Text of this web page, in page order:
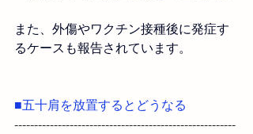
また、 外傷やワクチン接種後に発症す
るケースも報告されています。
■五十肩を放置するとどうなる
--------------------------------------------------------